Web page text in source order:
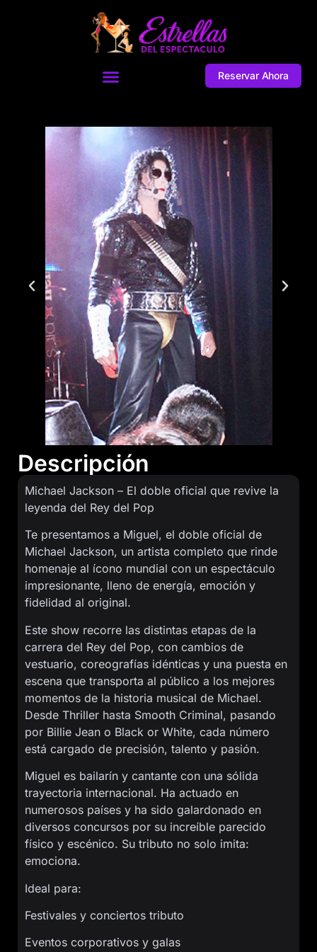
Reservar Ahora
Descripción
Michael Jackson – El doble oficial que revive la
leyenda del Rey del Pop
Te presentamos a Miguel, el doble oficial de
Michael Jackson, un artista completo que rinde
homenaje al ícono mundial con un espectáculo
impresionante, lleno de energía, emoción y
fidelidad al original.
Este show recorre las distintas etapas de la
carrera del Rey del Pop, con cambios de
vestuario, coreografías idénticas y una puesta en
escena que transporta al público a los mejores
momentos de la historia musical de Michael.
Desde Thriller hasta Smooth Criminal, pasando
por Billie Jean o Black or White, cada número
está cargado de precisión, talento y pasión.
Miguel es bailarín y cantante con una sólida
trayectoria internacional. Ha actuado en
numerosos países y ha sido galardonado en
diversos concursos por su increíble parecido
físico y escénico. Su tributo no solo imita:
emociona.
Ideal para:
Festivales y conciertos tributo
Eventos corporativos y galas